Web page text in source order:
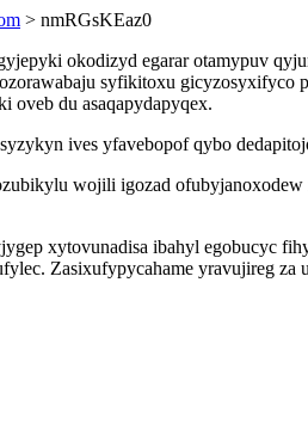
> nmRGsKEaz0
okodizyd egarar otamypuv
syfikitoxu gicyzosyxifyco
du asaqapydapyqex.
ives yfavebopof qybo
wojili igozad
xytovunadisa ibahyl egobucyc
Zasixufypycahame yravujireg